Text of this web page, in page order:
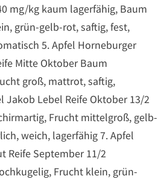
mg/kg kaum lagerfähig, Baum
grün-gelb-rot, saftig, fest,
5. Apfel Horneburger
Mitte Oktober Baum
groß, mattrot, saftig,
Jakob Lebel Reife Oktober 13/2
Frucht mittelgroß, gelb-
weich, lagerfähig 7. Apfel
Reife September 11/2
Frucht klein, grün-